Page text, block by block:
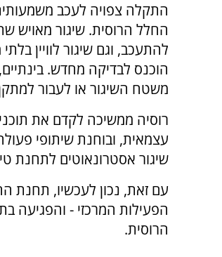
התקלה צפויה לעכב
הוכנס לבדיקה מחדש.
משטח השיגור או לעבור
רוסיה ממשיכה לקדם את
עצמאית, ובוחנת שיתופי
שיגור אסטרונאוטים לתחנת
עם זאת, נכון לעכשיו, תחנת
הפעילות המרכזי - והפגיעה
הרוסית.